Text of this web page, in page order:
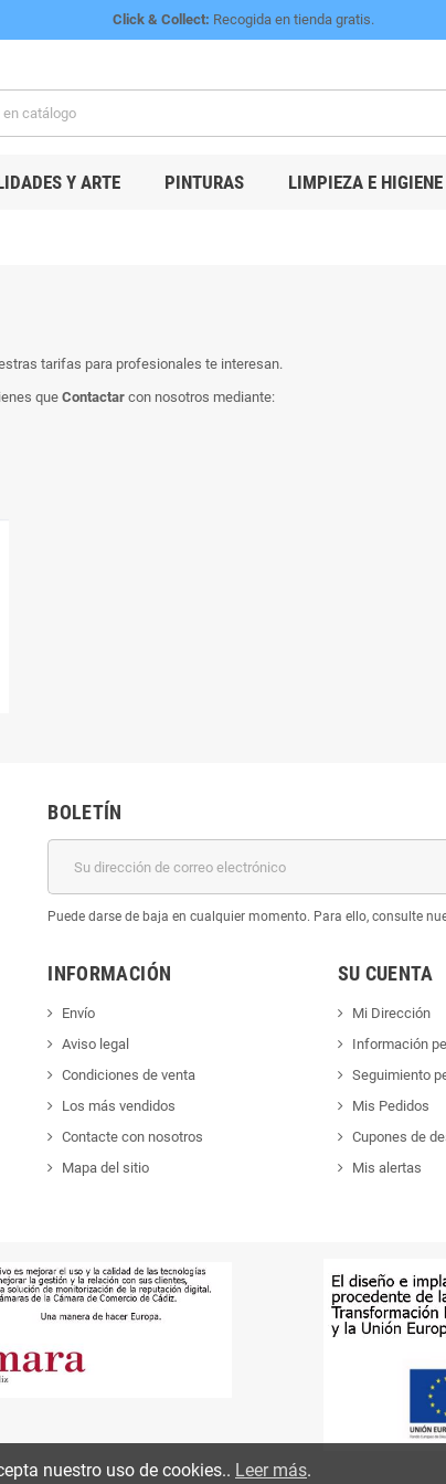
Click & Collect: Recogida en tienda gratis.
Y ARTE PINTURAS LIMPIEZA E HIGIENE
tarifas para profesionales te interesan.
que Contactar con nosotros mediante:
BOLETÍN
Puede darse de baja en cualquier momento. Para ello, consulte
INFORMACIÓN
Envío
Aviso legal
Condiciones de venta
Los más vendidos
Contacte con nosotros
Mapa del sitio
SU CUENTA
Mi Dirección
Información
Seguimiento
Mis Pedidos
Cupones de
Mis alertas
nuestro uso de cookies.. Leer más.